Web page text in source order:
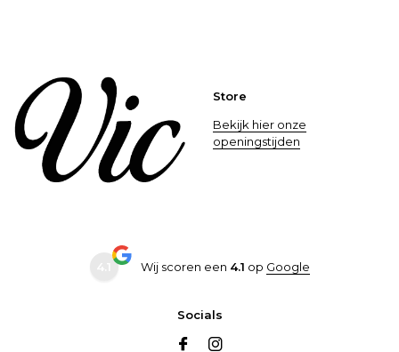
Store
Bekijk hier onze
openingstijden
Wij scoren een 4.1 op Google
Socials